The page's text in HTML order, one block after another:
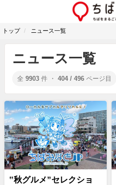
トップ ニュース一覧
ニュース一覧
全 9903 件 ・ 404 / 496 ページ目
‟秋グルメ”セレクショ